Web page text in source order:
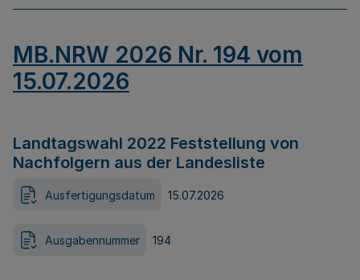
MB.NRW 2026 Nr. 194 vom
15.07.2026
Landtagswahl 2022 Feststellung von
Nachfolgern aus der Landesliste
Ausfertigungsdatum 15.07.2026
Ausgabennummer 194